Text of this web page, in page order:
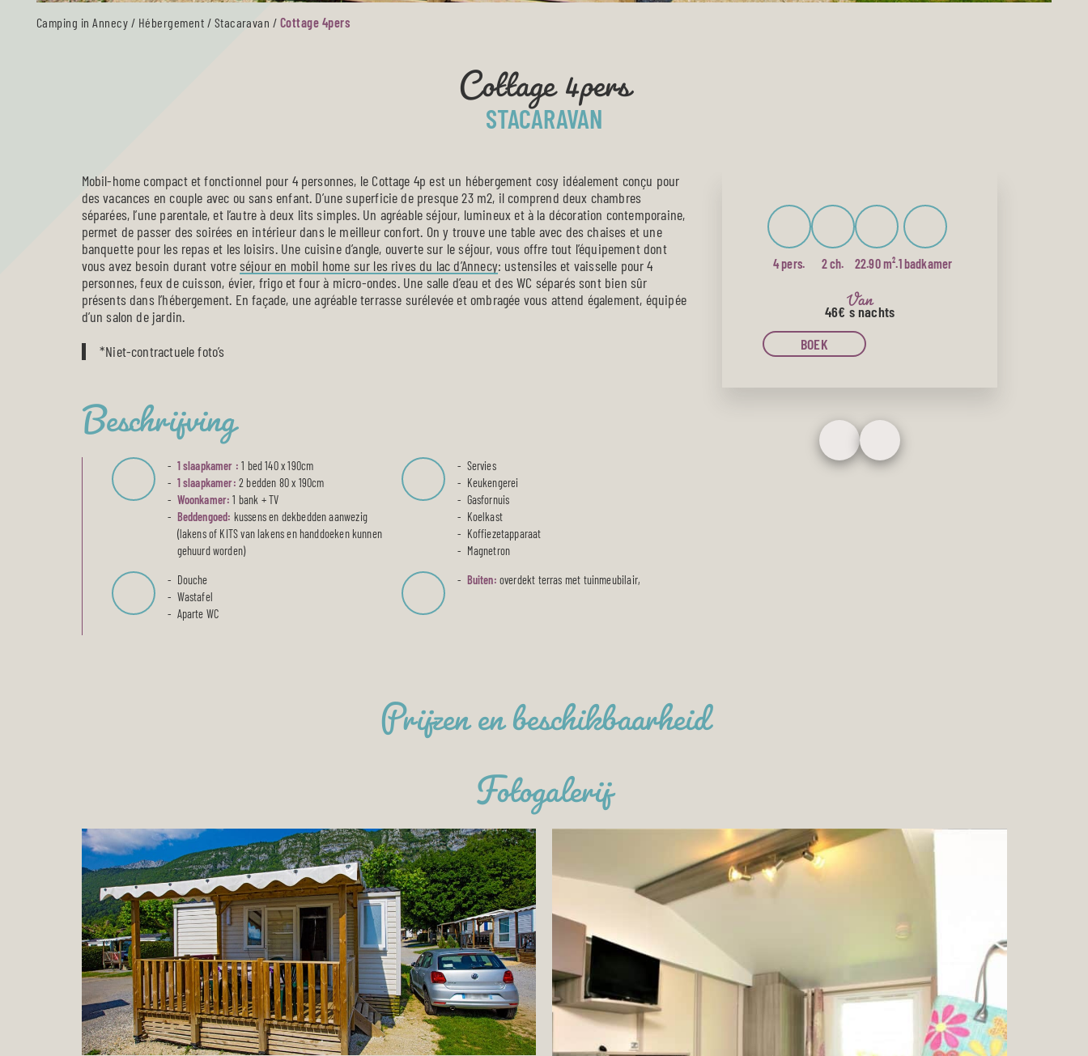
Camping in Annecy / Hébergement / Stacaravan / Cottage 4pers Cottage 4pers
STACARAVAN
Mobil-home compact et fonctionnel pour 4 personnes, le Cottage 4p est un hébergement cosy idéalement conçu pour
des vacances en couple avec ou sans enfant. D’une superficie de presque 23 m2, il comprend deux chambres
séparées, l’une parentale, et l’autre à deux lits simples. Un agréable séjour, lumineux et à la décoration contemporaine,
permet de passer des soirées en intérieur dans le meilleur confort. On y trouve une table avec des chaises et une
banquette pour les repas et les loisirs. Une cuisine d’angle, ouverte sur le séjour, vous offre tout l’équipement dont
vous avez besoin durant votreséjour en mobil home sur les rives du lac d’Annecy: ustensiles et vaisselle pour 4
personnes, feux de cuisson, évier, frigo et four à micro-ondes. Une salle d’eau et des WC séparés sont bien sûr
présents dans l’hébergement. En façade, une agréable terrasse surélevée et ombragée vous attend également, équipée
d’un salon de jardin.
*Niet-contractuele foto’s
Beschrijving
1 slaapkamer : 1 bed 140 x 190cm
1 slaapkamer: 2 bedden 80 x 190cm
Woonkamer: 1 bank + TV
Beddengoed: kussens en dekbedden aanwezig
(lakens of KITS van lakens en handdoeken kunnen
gehuurd worden)
Servies
Keukengerei
Gasfornuis
Koelkast
Koffiezetapparaat
Magnetron
Douche
Wastafel
Aparte WC
Buiten: overdekt terras met tuinmeubilair,
4 pers. 2 ch. 22.90 m².1 badkamer
Van
46€ s nachts
BOEK
Prijzen en beschikbaarheid
Fotogalerij